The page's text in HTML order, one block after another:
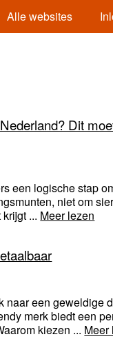
Alle websites
Dit
een logische stap
niet om
... Meer lezen
naar een geweldige
merk biedt een
kiezen ... Meer